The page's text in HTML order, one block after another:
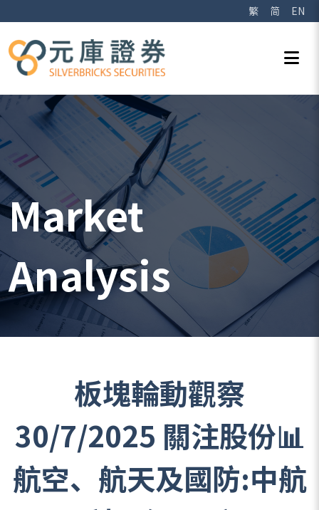
繁 简 EN
Market
Analysis
板塊輪動觀察
30/7/2025 關注股份📊
航空、航天及國防:中航